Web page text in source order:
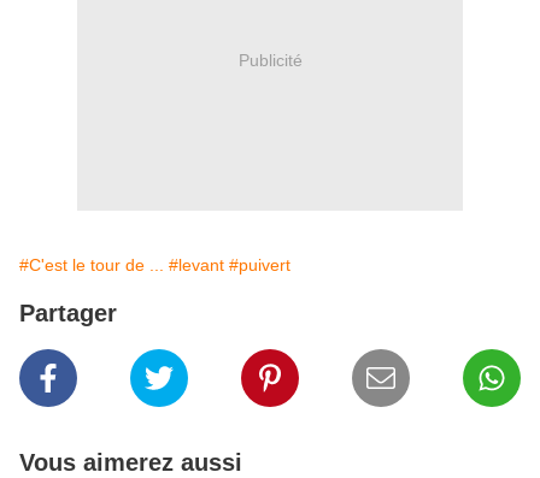
Publicité
#C'est le tour de ... #levant #puivert
Partager
Vous aimerez aussi